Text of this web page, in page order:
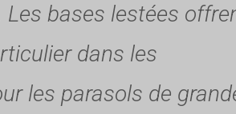
Les bases lestées
dans les
les parasols de